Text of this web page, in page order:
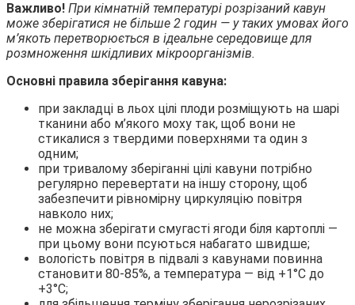
Важливо! При кімнатній температурі розрізаний кавун
може зберігатися не більше 2 годин — у таких умовах його
м’якоть перетворюється в ідеальне середовище для
розмноження шкідливих мікроорганізмів.
Основні правила зберігання кавуна:
при закладці в льох цілі плоди розміщують на шарі
тканини або м’якого моху так, щоб вони не
стикалися з твердими поверхнями та один з
одним;
при тривалому зберіганні цілі кавуни потрібно
регулярно перевертати на іншу сторону, щоб
забезпечити рівномірну циркуляцію повітря
навколо них;
не можна зберігати смугасті ягоди біля картоплі —
при цьому вони псуються набагато швидше;
вологість повітря в підвалі з кавунами повинна
становити 80-85%, а температура — від +1°С до
+3°С;